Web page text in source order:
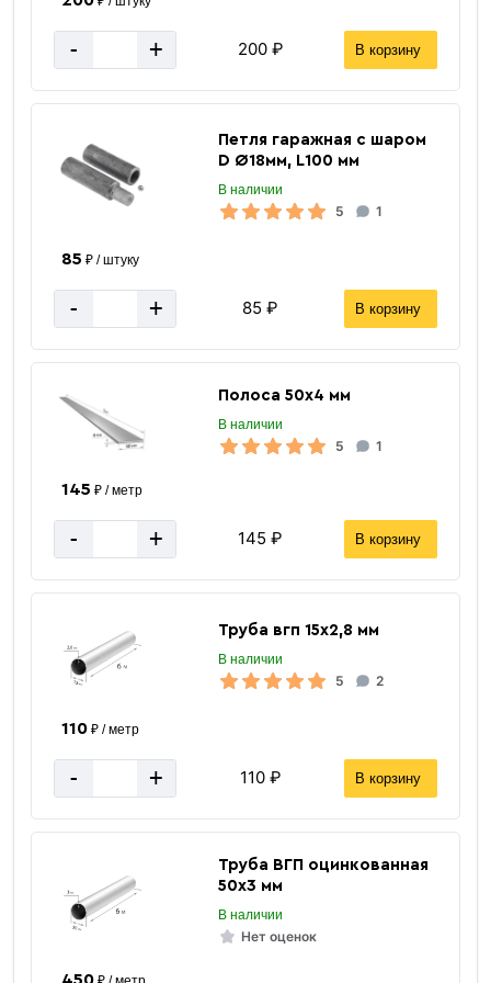
- + 200 ₽ В корзину
Петля гаражная с шаром
D Ø18мм, L100 мм
В наличии
5 1
85 ₽ / штуку
- + 85 ₽ В корзину
Полоса 50х4 мм
В наличии
5 1
145 ₽ / метр
- + 145 ₽ В корзину
Труба вгп 15х2,8 мм
В наличии
5 2
110₽ / метр
- + 110 ₽ В корзину
Труба ВГП оцинкованная
50х3 мм
В наличии
Нет оценок
450
Сгоны, резьбы
«В корзину»